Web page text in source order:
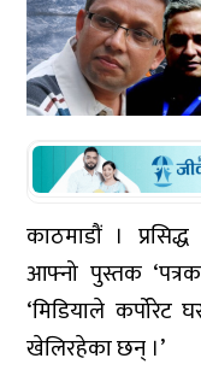
काठमाडौं ।
आफ्नो पुस्तक
‘मिडियाले
खेलिरहेका छन् ।’